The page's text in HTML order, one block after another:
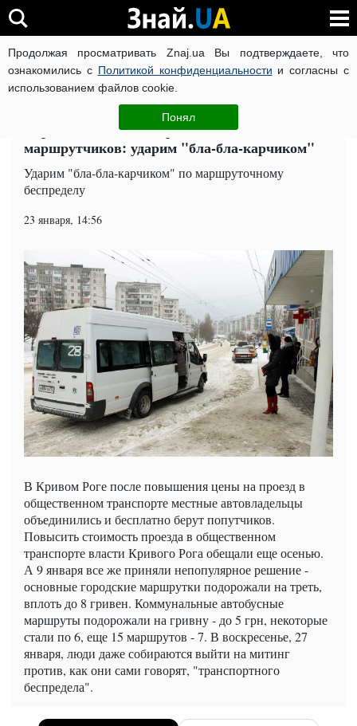
Продолжая просматривать Znaj.ua Вы подтверждаете, что
ознакомились с Политикой конфиденциальности и согласны с
использованием файлов cookie.
Понял
ВОЙНА РОССИИ ПРОТИВ УКРАИНЫ КОРОНАВИРУС В
Общество ЧИТАТИ УКРАЇНСЬКОЮ
Украинцы восстали против наглых
маршрутчиков: ударим "бла-бла-карчиком"
Ударим "бла-бла-карчиком" по маршруточному
беспределу
23 января, 14:56
В Кривом Роге после повышения цены на проезд в
общественном транспорте местные автовладельцы
объединились и бесплатно берут попутчиков.
Повысить стоимость проезда в общественном
транспорте власти Кривого Рога обещали еще осенью.
А 9 января все же приняли непопулярное решение -
основные городские маршрутки подорожали на треть,
вплоть до 8 гривен. Коммунальные автобусные
маршруты подорожали на гривну - до 5 грн, некоторые
стали по 6, еще 15 маршрутов - 7. В воскресенье, 27
января, люди даже собираются выйти на митинг
против, как они сами говорят, "транспортного
беспредела".